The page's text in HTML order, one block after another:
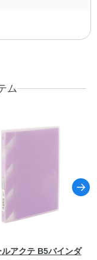
ム
アクテ B5バインダ